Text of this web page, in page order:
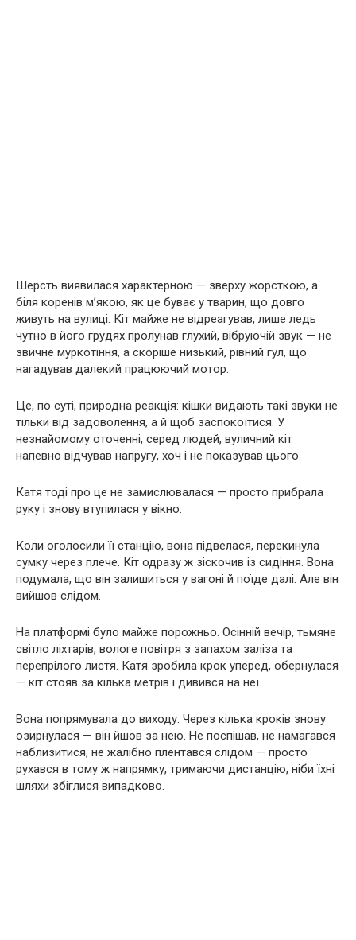
Шерсть виявилася характерною — зверху жорсткою, а
біля коренів м’якою, як це буває у тварин, що довго
живуть на вулиці. Кіт майже не відреагував, лише ледь
чутно в його грудях пролунав глухий, вібруючій звук — не
звичне муркотіння, а скоріше низький, рівний гул, що
нагадував далекий працюючий мотор.
Це, по суті, природна реакція: кішки видають такі звуки не
тільки від задоволення, а й щоб заспокоїтися. У
незнайомому оточенні, серед людей, вуличний кіт
напевно відчував напругу, хоч і не показував цього.
Катя тоді про це не замислювалася — просто прибрала
руку і знову втупилася у вікно.
Коли оголосили її станцію, вона підвелася, перекинула
сумку через плече. Кіт одразу ж зіскочив із сидіння. Вона
подумала, що він залишиться у вагоні й поїде далі. Але він
вийшов слідом.
На платформі було майже порожньо. Осінній вечір, тьмяне
світло ліхтарів, вологе повітря з запахом заліза та
перепрілого листя. Катя зробила крок уперед, обернулася
— кіт стояв за кілька метрів і дивився на неї.
Вона попрямувала до виходу. Через кілька кроків знову
озирнулася — він йшов за нею. Не поспішав, не намагався
наблизитися, не жалібно плентався слідом — просто
рухався в тому ж напрямку, тримаючи дистанцію, ніби їхні
шляхи збіглися випадково.